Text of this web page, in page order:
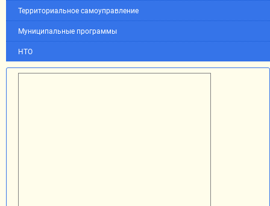
Территориальное самоуправление
Муниципальные программы
НТО